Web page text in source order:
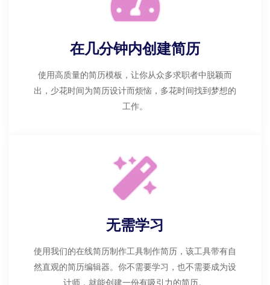
在几分钟内创建简历
使用高质量的简历模板，让你从众多求职者中脱颖而
出，少花时间为简历设计而烦恼，多花时间找到梦想的
工作。
无需学习
使用我们的在线简历制作工具制作简历，该工具带有自
然直观的简历编辑器。你不需要学习，也不需要成为设
计师，就能创建一份有吸引力的简历。